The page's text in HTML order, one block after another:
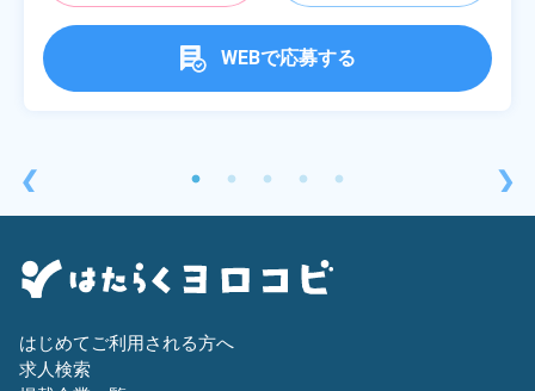
❮
WEBで応募する
❯
はじめてご利用される方へ
求人検索